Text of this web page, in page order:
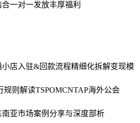
一对一发放丰厚福利
店入驻&回款流程精细化拆解变现模
则解读TSPOMCNTAP海外公会
亚市场案例分享与深度部析